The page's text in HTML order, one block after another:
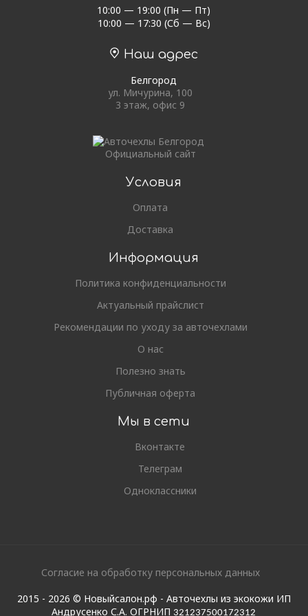
10:00 — 19:00 (Пн — Пт)
10:00 — 17:30 (Сб — Вс)
Наш адрес
Белгород
ул. Мичурина, 100
3 этаж, офис 9
Официальный сайт
Условия
Оплата
Доставка
Информация
Политика конфиденциальности
Актуальный прайслист
Рекомендации по уходу за авточехлами
О нас
Полезно знать
Публичная оферта
Мы в сети
Вконтакте
Телеграм
Одноклассники
Согласие на обработку персональных данных
2015 - 2026 © Новыйсалон.рф - Авточехлы из экокожи ИП
Андрусенко С.А. ОГРНИП 321237500172312